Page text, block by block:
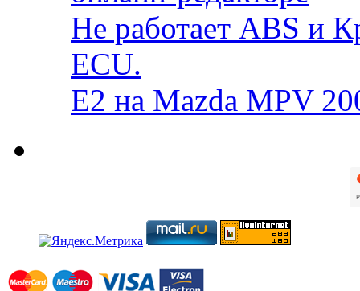
Не работает ABS и
ECU.
E2 на Mazda MPV